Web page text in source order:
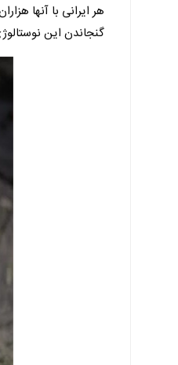
هر ایرانی با آنها
گنجاندن این